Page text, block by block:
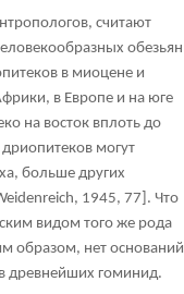
считают
обезьян
в миоцене и
в Европе и на юге
на восток вплоть до
могут
больше других
1945, 77]. Что
видом того же рода
образом, нет оснований
древнейших гоминид.